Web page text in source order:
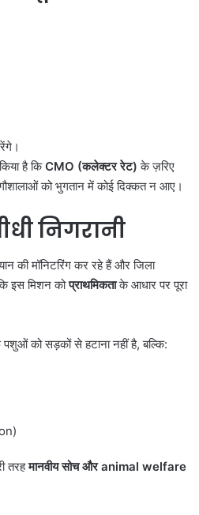
है किCMO (कलेक्टर रेट) के ज़रिए
को भुगतान में कोई दिक्कत न आए।
निगरानी
की मॉनिटरिंग कर रहे हैं और जिला
इस मिशन कोप्राथमिकताके आधार पर पूरा
पशुओं को सड़कों से हटाना नहीं है, बल्कि:
तरहमानवीय सोच और animal welfare